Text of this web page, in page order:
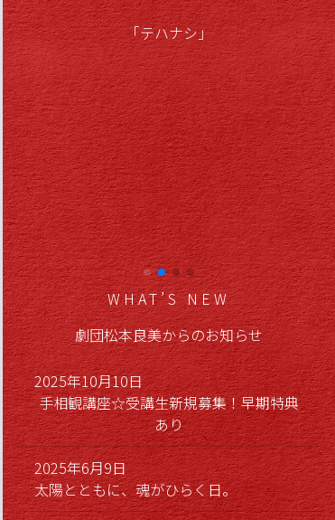
「テハナシ」
WHAT’S NEW
劇団松本良美からのお知らせ
2025年10月10日
手相観講座☆受講生新規募集！早期特典
あり
2025年6月9日
太陽とともに、魂がひらく日。